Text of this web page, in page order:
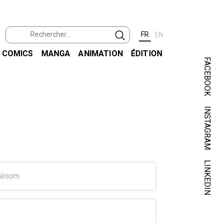
FR EN
COMICS MANGA ANIMATION ÉDITION
FACEBOOK
INSTAGRAM
LINKEDIN